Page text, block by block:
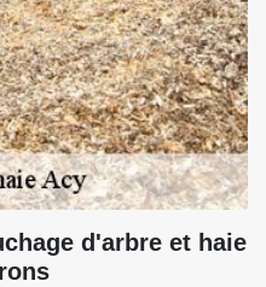
d'arbre et haie